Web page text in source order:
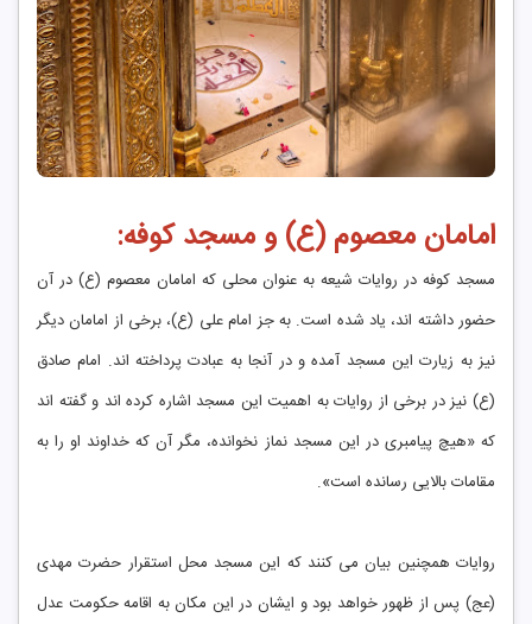
امامان معصوم (ع) و مسجد کوفه:
مسجد کوفه در روایات شیعه به عنوان محلی که امامان معصوم (ع) در آن
حضور داشته اند، یاد شده است. به جز امام علی (ع)، برخی از امامان دیگر
نیز به زیارت این مسجد آمده و در آنجا به عبادت پرداخته اند. امام صادق
(ع) نیز در برخی از روایات به اهمیت این مسجد اشاره کرده اند و گفته اند
که «هیچ پیامبری در این مسجد نماز نخوانده، مگر آن که خداوند او را به
مقامات بالایی رسانده است».
روایات همچنین بیان می کنند که این مسجد محل استقرار حضرت مهدی
(عج) پس از ظهور خواهد بود و ایشان در این مکان به اقامه حکومت عدل